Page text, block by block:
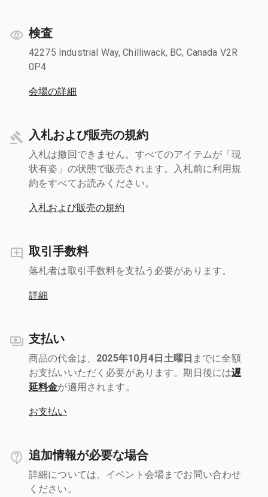
検査
42275 Industrial Way, Chilliwack, BC, Canada V2R
0P4
会場の詳細
入札および販売の規約
入札は撤回できません。すべてのアイテムが「現
状有姿」の状態で販売されます。入札前に利用規
約をすべてお読みください。
入札および販売の規約
取引手数料
落札者は取引手数料を支払う必要があります。
詳細
支払い
商品の代金は、 2025年10月4日土曜日 までに全額
お支払いいただく必要があります。期日後には遅
延料金が適用されます。
お支払い
追加情報が必要な場合
詳細については、イベント会場までお問い合わせ
ください。